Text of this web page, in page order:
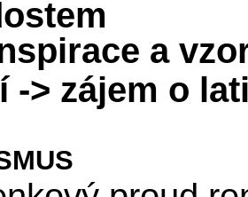
a
-> zájem o